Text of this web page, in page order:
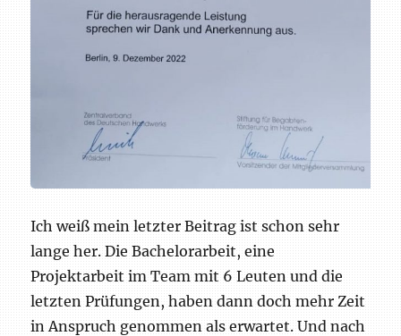
Ich weiß mein letzter Beitrag ist schon sehr
lange her. Die Bachelorarbeit, eine
Projektarbeit im Team mit 6 Leuten und die
letzten Prüfungen, haben dann doch mehr Zeit
in Anspruch genommen als erwartet. Und nach